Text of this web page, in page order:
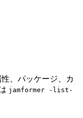
、パッケージ、カ
jamformer -list-